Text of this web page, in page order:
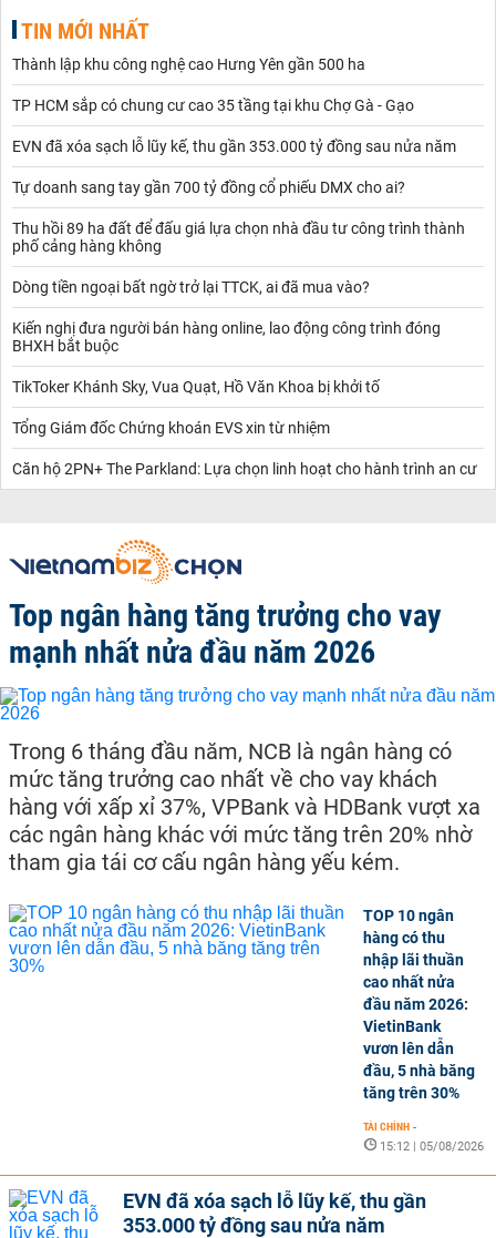
TIN MỚI NHẤT
Thành lập khu công nghệ cao Hưng Yên gần 500 ha
TP HCM sắp có chung cư cao 35 tầng tại khu Chợ Gà - Gạo
EVN đã xóa sạch lỗ lũy kế, thu gần 353.000 tỷ đồng sau nửa năm
Tự doanh sang tay gần 700 tỷ đồng cổ phiếu DMX cho ai?
Thu hồi 89 ha đất để đấu giá lựa chọn nhà đầu tư công trình thành
phố cảng hàng không
Dòng tiền ngoại bất ngờ trở lại TTCK, ai đã mua vào?
Kiến nghị đưa người bán hàng online, lao động công trình đóng
BHXH bắt buộc
TikToker Khánh Sky, Vua Quạt, Hồ Văn Khoa bị khởi tố
Tổng Giám đốc Chứng khoán EVS xin từ nhiệm
Căn hộ 2PN+ The Parkland: Lựa chọn linh hoạt cho hành trình an cư
Top ngân hàng tăng trưởng cho vay
mạnh nhất nửa đầu năm 2026
Trong 6 tháng đầu năm, NCB là ngân hàng có
mức tăng trưởng cao nhất về cho vay khách
hàng với xấp xỉ 37%, VPBank và HDBank vượt xa
các ngân hàng khác với mức tăng trên 20% nhờ
tham gia tái cơ cấu ngân hàng yếu kém.
TOP 10 ngân
hàng có thu
nhập lãi thuần
cao nhất nửa
đầu năm 2026:
VietinBank
vươn lên dẫn
đầu, 5 nhà băng
tăng trên 30%
TÀI CHÍNH -
15:12 | 05/08/2026
EVN đã xóa sạch lỗ lũy kế, thu gần
353.000 tỷ đồng sau nửa năm